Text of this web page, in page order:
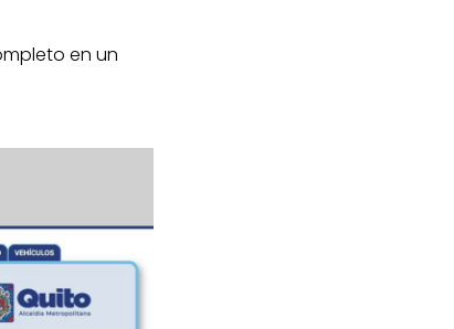
en un